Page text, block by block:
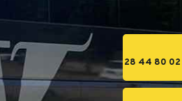
28 44 80 02